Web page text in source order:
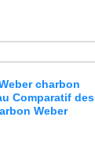
charbon
Comparatif des
Weber